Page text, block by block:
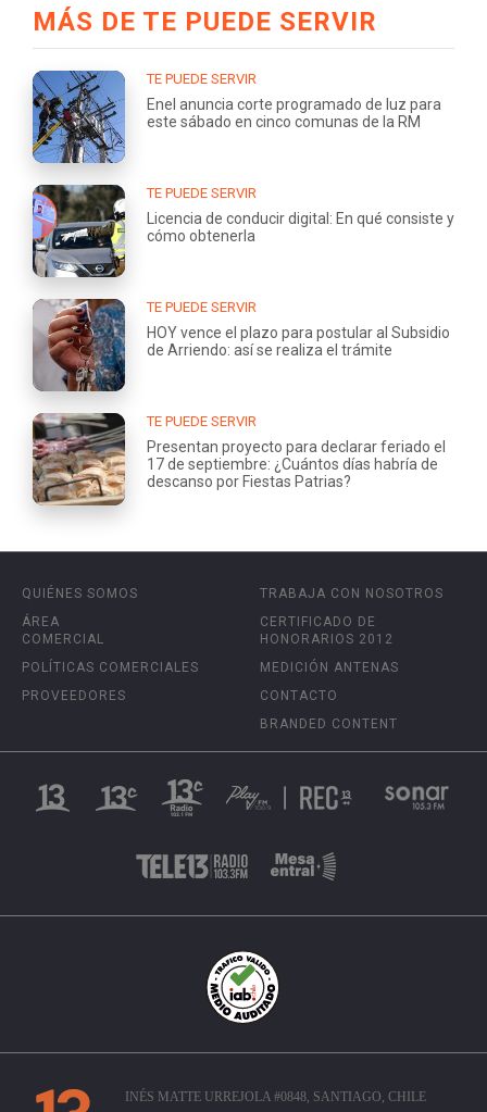
MÁS DE TE PUEDE SERVIR
TE PUEDE SERVIR
Enel anuncia corte programado de luz para
este sábado en cinco comunas de la RM
TE PUEDE SERVIR
Licencia de conducir digital: En qué consiste y
cómo obtenerla
TE PUEDE SERVIR
HOY vence el plazo para postular al Subsidio
de Arriendo: así se realiza el trámite
TE PUEDE SERVIR
Presentan proyecto para declarar feriado el
17 de septiembre: ¿Cuántos días habría de
descanso por Fiestas Patrias?
QUIÉNES SOMOS
ÁREA
COMERCIAL
POLÍTICAS COMERCIALES
PROVEEDORES
TRABAJA CON NOSOTROS
CERTIFICADO DE
HONORARIOS 2012
MEDICIÓN ANTENAS
CONTACTO
BRANDED CONTENT
INÉS MATTE URREJOLA #0848, SANTIAGO, CHILE